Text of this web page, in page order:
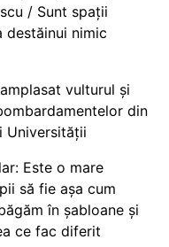
/ Sunt spații
destăinui nimic
vulturul și
din
Universității
Este o mare
să fie așa cum
în șabloane și
ce fac diferit